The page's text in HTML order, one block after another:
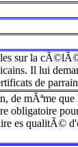
sur la
Il lui
de
de mÃªme
obligatoire
es qualitÃ©